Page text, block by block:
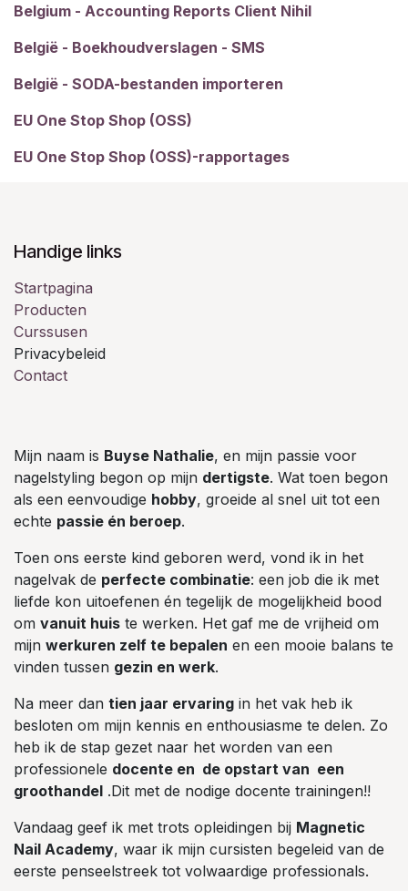
Belgium - Accounting Reports Client Nihil
België - Boekhoudverslagen - SMS
België - SODA-bestanden importeren
EU One Stop Shop (OSS)
EU One Stop Shop (OSS)-rapportages
Handige links
Startpagina
Producten
Curssusen
Privacybeleid
Contact
Mijn naam is Buyse Nathalie, en mijn passie voor
nagelstyling begon op mijn dertigste. Wat toen begon
als een eenvoudige hobby, groeide al snel uit tot een
echte passie én beroep.
Toen ons eerste kind geboren werd, vond ik in het
nagelvak de perfecte combinatie: een job die ik met
liefde kon uitoefenen én tegelijk de mogelijkheid bood
om vanuit huis te werken. Het gaf me de vrijheid om
mijn werkuren zelf te bepalen en een mooie balans te
vinden tussen gezin en werk.
Na meer dan tien jaar ervaring in het vak heb ik
besloten om mijn kennis en enthousiasme te delen. Zo
heb ik de stap gezet naar het worden van een
professionele docente en de opstart van een
groothandel .Dit met de nodige docente trainingen!!
Vandaag geef ik met trots opleidingen bij Magnetic
Nail Academy, waar ik mijn cursisten begeleid van de
eerste penseelstreek tot volwaardige professionals.